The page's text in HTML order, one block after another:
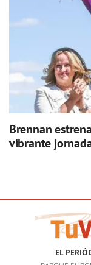
Brennan
vibrante
EL